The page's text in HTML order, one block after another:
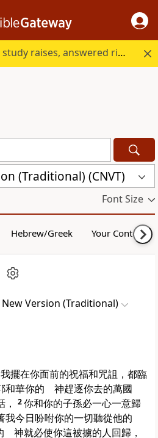
Every question Bible study raises, answered right here.
(Traditional) (CNVT)
Font Size
Hebrew/Greek Your Content
New Version (Traditional)
擺在你面前的祝福和咒詛，都臨
和華你的 神趕逐你去的萬國
2你和你的子孫必一心一意歸
今日吩咐你的一切聽從他的
神就必使你這被擄的人回歸，